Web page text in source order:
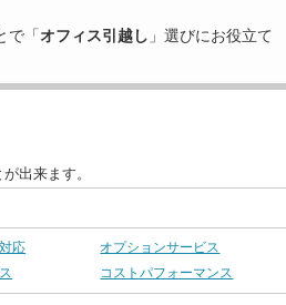
で「オフィス引越し 」選びにお役立て
出来ます。
応
オプションサービス
コストパフォーマンス